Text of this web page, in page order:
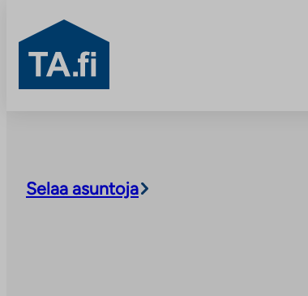
TA.fi
Selaa asuntoja